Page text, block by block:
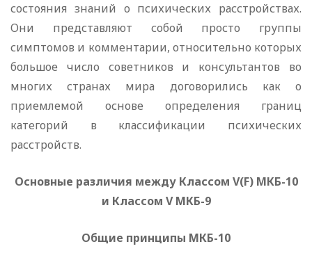
состояния знаний о психических расстройствах.
Они представляют собой просто группы
симптомов и комментарии, относительно которых
большое число советников и консультантов во
многих странах мира договорились как о
приемлемой основе определения границ
категорий в классификации психических
расстройств.
Основные различия между Классом V(F) МКБ-10
и Классом V МКБ-9
Общие принципы МКБ-10